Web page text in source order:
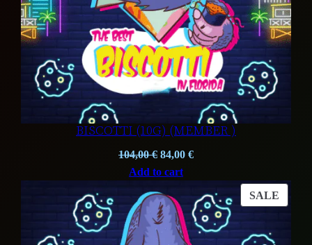
BISCOTTI (10G) (MEMBER )
104,00€ Original
price
104,00 €.
84,00 €Current
84,00 €.
Add to cart
SALE